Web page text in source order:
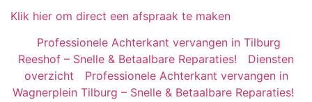
Klik hier om direct een afspraak te maken
Professionele Achterkant vervangen in Tilburg
Reeshof – Snelle & Betaalbare Reparaties!
Diensten
overzicht
Professionele Achterkant vervangen in
Wagnerplein Tilburg – Snelle & Betaalbare Reparaties!